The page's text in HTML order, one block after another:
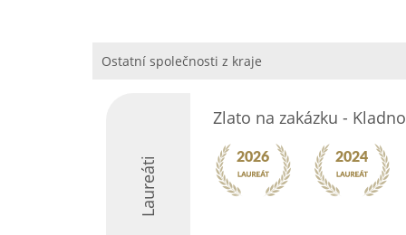
Ostatní společnosti z kraje
Laureáti
Zlato na zakázku - Kladno